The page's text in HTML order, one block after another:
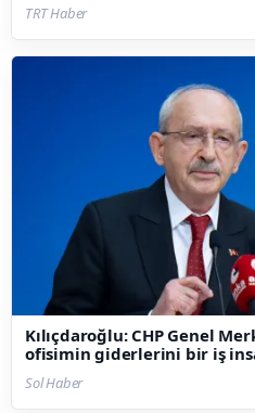
TRT Haber
Kılıçdaroğlu: CHP Genel
ofisimin giderlerini bir iş
Sol Haber